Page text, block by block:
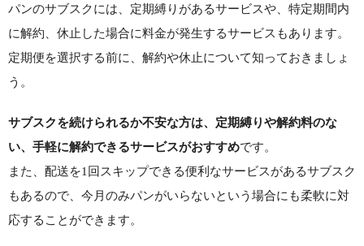
パンのサブスクには、定期縛りがあるサービスや、特定期間内
に解約、休止した場合に料金が発生するサービスもあります。
定期便を選択する前に、解約や休止について知っておきましょ
う。
サブスクを続けられるか不安な方は、定期縛りや解約料のな
い、手軽に解約できるサービスがおすすめです。
また、配送を1回スキップできる便利なサービスがあるサブスク
もあるので、今月のみパンがいらないという場合にも柔軟に対
応することができます。